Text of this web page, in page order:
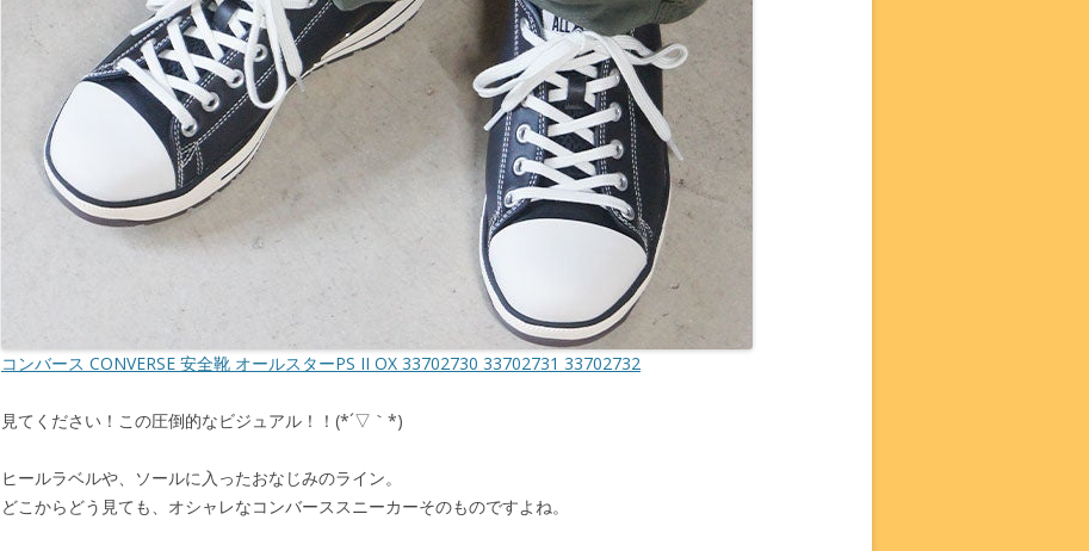
コンバース CONVERSE 安全靴 オールスターPS II OX 33702730 33702731 33702732
見てください！この圧倒的なビジュアル！！(*´▽｀*)
ヒールラベルや、ソールに入ったおなじみのライン。
どこからどう見ても、オシャレなコンバーススニーカーそのものですよね。